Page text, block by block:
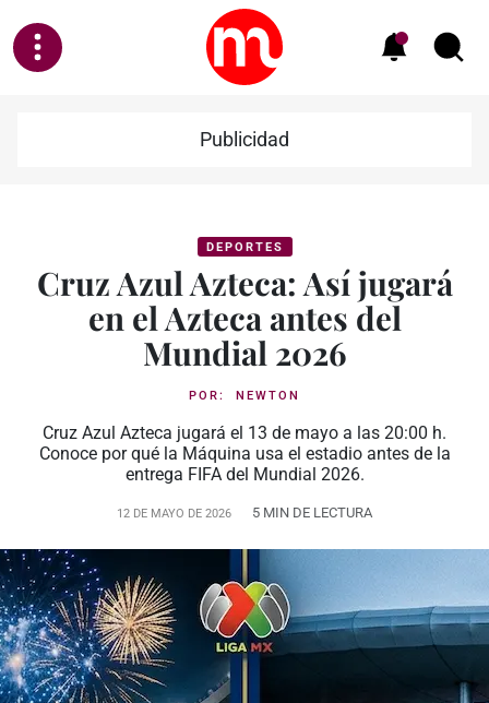
Publicidad
DEPORTES
Cruz Azul Azteca: Así jugará
en el Azteca antes del
Mundial 2026
POR: NEWTON
Cruz Azul Azteca jugará el 13 de mayo a las 20:00 h.
Conoce por qué la Máquina usa el estadio antes de la
entrega FIFA del Mundial 2026.
12 DE MAYO DE 2026 5 MIN DE LECTURA